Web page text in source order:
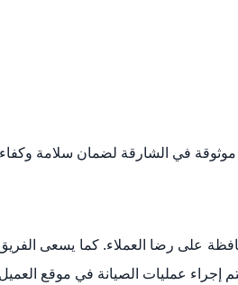
في الشارقة لضمان سلامة
على رضا العملاء. كما يسعى
إجراء عمليات الصيانة في موقع